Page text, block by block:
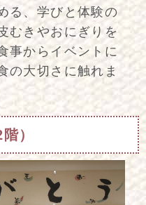
る、学びと体験の
むきやおにぎりを
事からイベントに
の大切さに触れま
）